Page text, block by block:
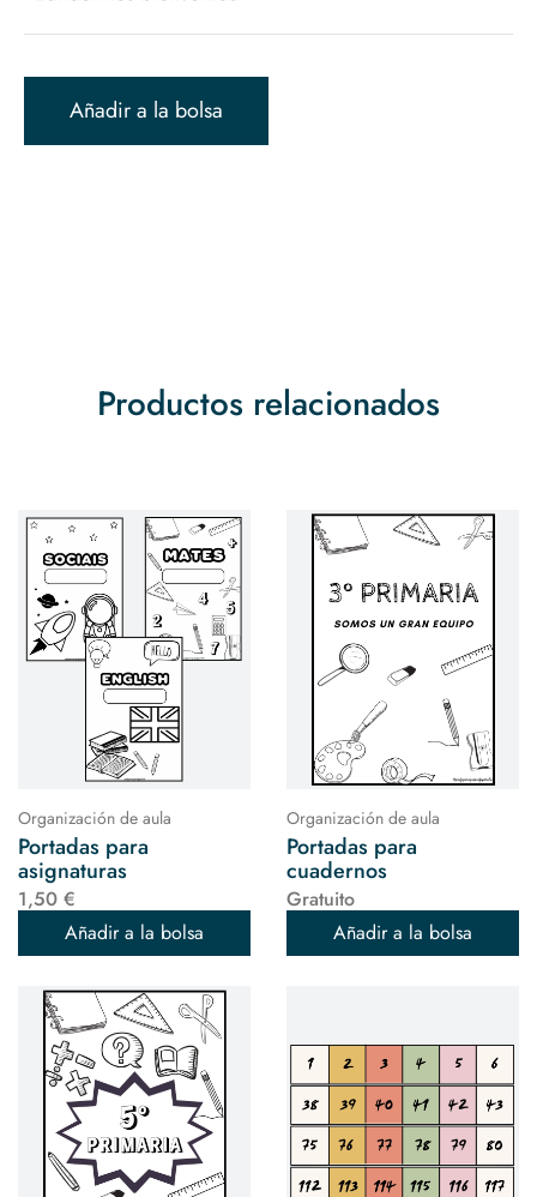
Añadir a la bolsa
Productos relacionados
Organización de aula
Portadas para
asignaturas
1,50 €
Añadir a la bolsa
Organización de aula
Portadas para
cuadernos
Gratuito
Añadir a la bolsa